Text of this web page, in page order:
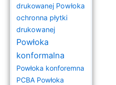
drukowanej Powłoka
ochronna płytki
drukowanej
Powłoka
konformalna
Powłoka konforemna
PCBA Powłoka